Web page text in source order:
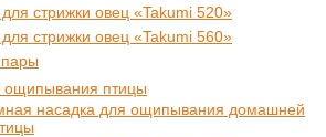
стрижки овец «Takumi 520»
стрижки овец «Takumi 560»
ощипывания птицы
насадка для ощипывания домашней